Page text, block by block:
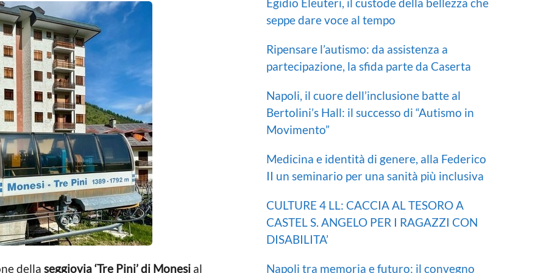
della seggiovia ‘Tre Pini’ di Monesi al
seppe dare voce al tempo
Ripensare l’autismo: da assistenza a
partecipazione, la sfida parte da Caserta
Napoli, il cuore dell’inclusione batte al
Bertolini’s Hall: il successo di “Autismo in
Movimento”
Medicina e identità di genere, alla Federico
II un seminario per una sanità più inclusiva
CULTURE 4 LL: CACCIA AL TESORO A
CASTEL S. ANGELO PER I RAGAZZI CON
DISABILITA’
Napoli tra memoria e futuro: il convegno